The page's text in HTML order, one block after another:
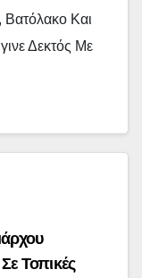
Και
Δεκτός Με
Τοπικές